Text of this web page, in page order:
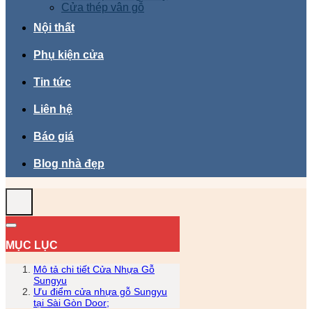
Cửa thép vân gỗ
Nội thất
Phụ kiện cửa
Tin tức
Liên hệ
Báo giá
Blog nhà đẹp
MỤC LỤC
Mô tả chi tiết Cửa Nhựa Gỗ
Sungyu
Ưu điểm cửa nhựa gỗ Sungyu
tại Sài Gòn Door;